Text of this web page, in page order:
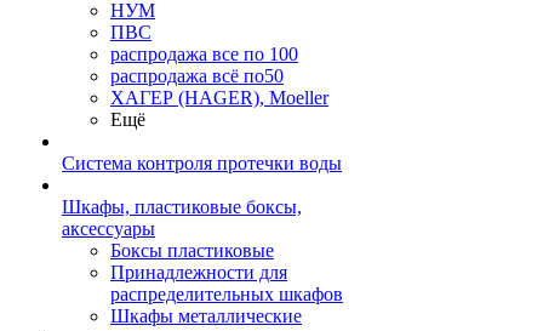
НУМ
ПВС
распродажа все по 100
распродажа всё по50
ХАГЕР (HAGER), Moeller
Ещё
Система контроля протечки воды
Шкафы, пластиковые боксы,
аксессуары
Боксы пластиковые
Принадлежности для
распределительных шкафов
Шкафы металлические